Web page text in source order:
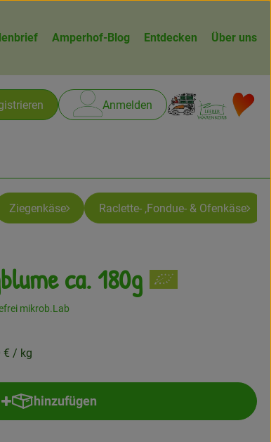
Amperhof-Blog Entdecken Über uns
Anmelden
Ziegenkäse Raclette- ,Fondue- & Ofenkäse
ca. 180g
mikrob.Lab
€ / kg
hinzufügen
Produkt zum Warenkorb hinzufügen